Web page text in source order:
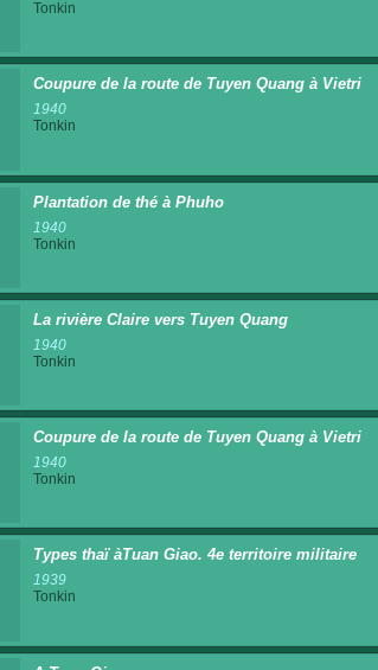
Tonkin
Coupure de la route de Tuyen Quang à Vietri
1940
Tonkin
Plantation de thé à Phuho
1940
Tonkin
La rivière Claire vers Tuyen Quang
1940
Tonkin
Coupure de la route de Tuyen Quang à Vietri
1940
Tonkin
Types thaï àTuan Giao. 4e territoire militaire
1939
Tonkin